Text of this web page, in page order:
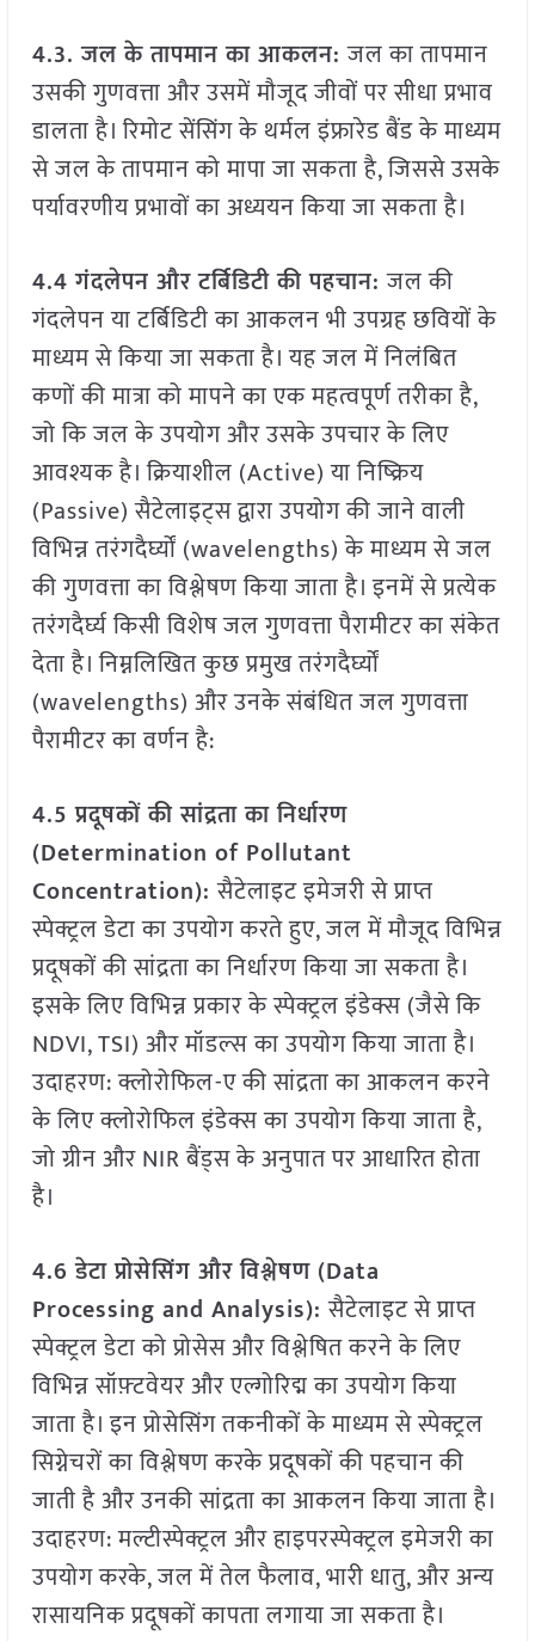
4.3. जल के तापमान का आकलन:जल का तापमान
उसकी गुणवत्ता और उसमें मौजूद जीवों पर सीधा प्रभाव
डालता है। रिमोट सेंसिंग के थर्मल इंफ्रारेड बैंड के माध्यम
से जल के तापमान को मापा जा सकता है, जिससे उसके
पर्यावरणीय प्रभावों का अध्ययन किया जा सकता है।
4.4 गंदलेपन और टर्बिडिटी की पहचान:जल की
गंदलेपन या टर्बिडिटी का आकलन भी उपग्रह छवियों के
माध्यम से किया जा सकता है। यह जल में निलंबित
कणों की मात्रा को मापने का एक महत्वपूर्ण तरीका है,
जो कि जल के उपयोग और उसके उपचार के लिए
आवश्यक है। क्रियाशील (Active) या निष्क्रिय
(Passive) सैटेलाइट्स द्वारा उपयोग की जाने वाली
विभिन्न तरंगदैर्घ्यों (wavelengths) के माध्यम से जल
की गुणवत्ता का विश्लेषण किया जाता है। इनमें से प्रत्येक
तरंगदैर्घ्य किसी विशेष जल गुणवत्ता पैरामीटर का संकेत
देता है। निम्नलिखित कुछ प्रमुख तरंगदैर्घ्यों
(wavelengths) और उनके संबंधित जल गुणवत्ता
पैरामीटर का वर्णन है:
4.5 प्रदूषकों की सांद्रता का निर्धारण
(Determination of Pollutant
Concentration):सैटेलाइट इमेजरी से प्राप्त
स्पेक्ट्रल डेटा का उपयोग करते हुए, जल में मौजूद विभिन्न
प्रदूषकों की सांद्रता का निर्धारण किया जा सकता है।
इसके लिए विभिन्न प्रकार के स्पेक्ट्रल इंडेक्स (जैसे कि
NDVI, TSI) और मॉडल्स का उपयोग किया जाता है।
उदाहरण: क्लोरोफिल-ए की सांद्रता का आकलन करने
के लिए क्लोरोफिल इंडेक्स का उपयोग किया जाता है,
जो ग्रीन और NIR बैंड्स के अनुपात पर आधारित होता
है।
4.6 डेटा प्रोसेसिंग और विश्लेषण (Data
Processing and Analysis):सैटेलाइट से प्राप्त
स्पेक्ट्रल डेटा को प्रोसेस और विश्लेषित करने के लिए
विभिन्न सॉफ़्टवेयर और एल्गोरिद्म का उपयोग किया
जाता है। इन प्रोसेसिंग तकनीकों के माध्यम से स्पेक्ट्रल
सिग्नेचरों का विश्लेषण करके प्रदूषकों की पहचान की
जाती है और उनकी सांद्रता का आकलन किया जाता है।
उदाहरण: मल्टीस्पेक्ट्रल और हाइपरस्पेक्ट्रल इमेजरी का
उपयोग करके, जल में तेल फैलाव, भारी धातु, और अन्य
रासायनिक प्रदूषकों कापता लगाया जा सकता है।